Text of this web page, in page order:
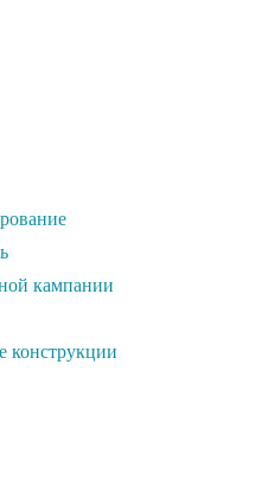
кампании
конструкции